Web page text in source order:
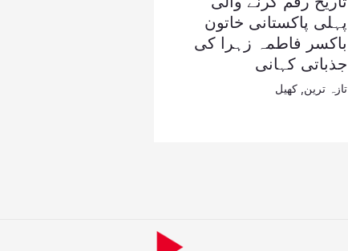
پہلی پاکستانی خاتون
باکسر فاطمہ زہرا کی
جذباتی کہانی
تازہ ترین کھیل